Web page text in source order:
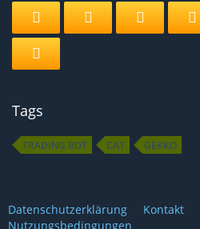
Tags
TRADING BOT CAT GEKKO
Datenschutzerklärung Kontakt
Nutzungsbedingungen